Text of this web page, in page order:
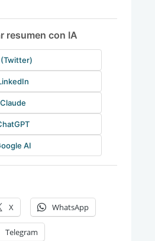
resumen con IA
Claude
AI
X WhatsApp
Telegram